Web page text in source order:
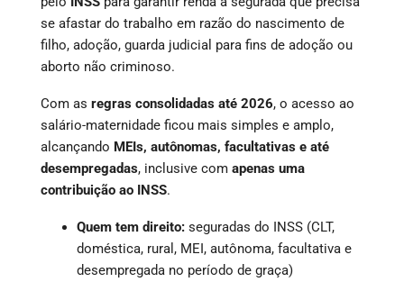
se afastar do trabalho em razão do nascimento de
filho, adoção, guarda judicial para fins de adoção ou
aborto não criminoso.
Com as regras consolidadas até 2026, o acesso ao
salário-maternidade ficou mais simples e amplo,
alcançando MEIs, autônomas, facultativas e até
desempregadas, inclusive com apenas uma
contribuição ao INSS.
Quem tem direito: seguradas do INSS (CLT,
doméstica, rural, MEI, autônoma, facultativa e
desempregada no período de graça)